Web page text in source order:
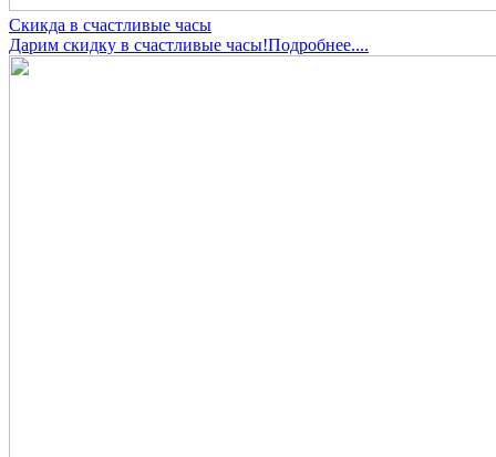
Скикда в счастливые часы
Дарим скидку в счастливые часы!Подробнее....